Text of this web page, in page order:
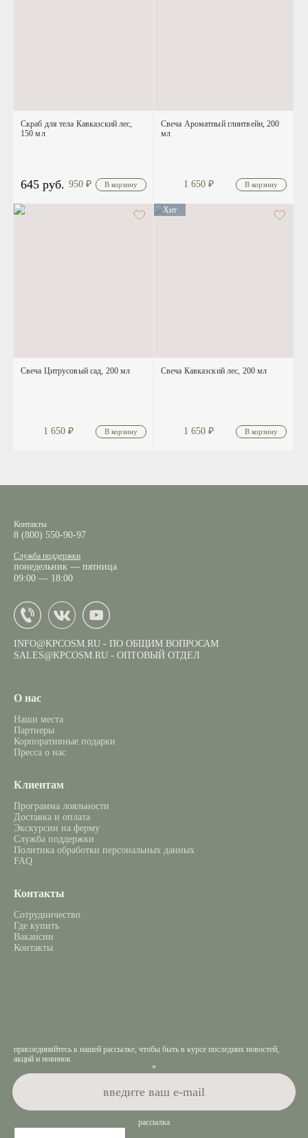
Скраб для тела Кавказский лес,
150 мл
645 руб. 950 ₽
Свеча Ароматный глинтвейн, 200
мл
1 650 ₽
Свеча Цитрусовый сад, 200 мл
1 650 ₽
Хит
Свеча Кавказский лес, 200 мл
1 650 ₽
присоединяйтесь к нашей рассылке, чтобы быть в курсе последних новостей,
акций и новинок
*
рассылка
Контакты
8 (800) 550-90-97
Служба поддержки
понедельник — пятница
09:00 — 18:00
INFO@KPCOSM.RU - ПО ОБЩИМ ВОПРОСАМ
SALES@KPCOSM.RU - ОПТОВЫЙ ОТДЕЛ
О нас
Наши места
Партнеры
Корпоративные подарки
Пресса о нас
Клиентам
Программа лояльности
Доставка и оплата
Экскурсии на ферму
Служба поддержки
Политика обработки персональных данных
FAQ
Контакты
Сотрудничество
Где купить
Вакансии
Контакты